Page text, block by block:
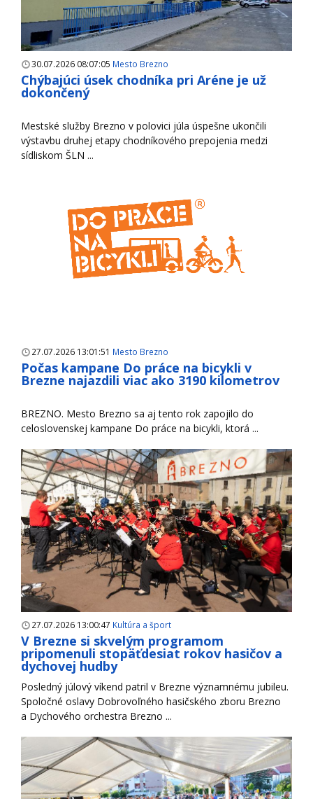
30.07.2026 08:07:05 Mesto Brezno
Chýbajúci úsek chodníka pri Aréne je už
dokončený
Mestské služby Brezno v polovici júla úspešne ukončili
výstavbu druhej etapy chodníkového prepojenia medzi
sídliskom ŠLN ...
27.07.2026 13:01:51 Mesto Brezno
Počas kampane Do práce na bicykli v
Brezne najazdili viac ako 3190 kilometrov
BREZNO. Mesto Brezno sa aj tento rok zapojilo do
celoslovenskej kampane Do práce na bicykli, ktorá ...
27.07.2026 13:00:47 Kultúra a šport
V Brezne si skvelým programom
pripomenuli stopäťdesiat rokov hasičov a
dychovej hudby
Posledný júlový víkend patril v Brezne významnému jubileu.
Spoločné oslavy Dobrovoľného hasičského zboru Brezno
a Dychového orchestra Brezno ...